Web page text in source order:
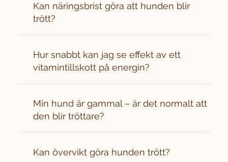
Kan näringsbrist göra att hunden blir
trött?
Hur snabbt kan jag se effekt av ett
vitamintillskott på energin?
Min hund är gammal – är det normalt att
den blir tröttare?
Kan övervikt göra hunden trött?